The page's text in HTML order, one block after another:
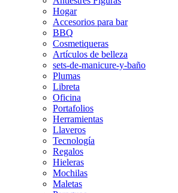
Hogar
Accesorios para bar
BBQ
Cosmetiqueras
Artículos de belleza
sets-de-manicure-y-baño
Plumas
Libreta
Oficina
Portafolios
Herramientas
Llaveros
Tecnología
Regalos
Hieleras
Mochilas
Maletas